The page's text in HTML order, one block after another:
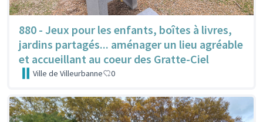
880 - Jeux pour les enfants, boîtes à livres,
jardins partagés... aménager un lieu agréable
et accueillant au coeur des Gratte-Ciel
Ville de Villeurbanne 0